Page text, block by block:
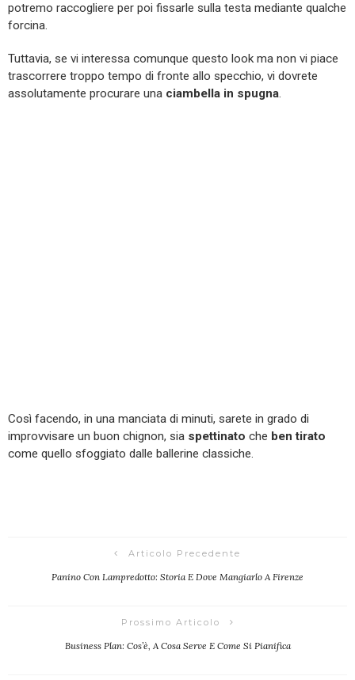
potremo raccogliere per poi fissarle sulla testa mediante qualche
forcina.
Tuttavia, se vi interessa comunque questo look ma non vi piace
trascorrere troppo tempo di fronte allo specchio, vi dovrete
assolutamente procurare una ciambella in spugna.
Così facendo, in una manciata di minuti, sarete in grado di
improvvisare un buon chignon, sia spettinato che ben tirato
come quello sfoggiato dalle ballerine classiche.
Articolo Precedente
Panino Con Lampredotto: Storia E Dove Mangiarlo A Firenze
Prossimo Articolo
Business Plan: Cos’è, A Cosa Serve E Come Si Pianifica